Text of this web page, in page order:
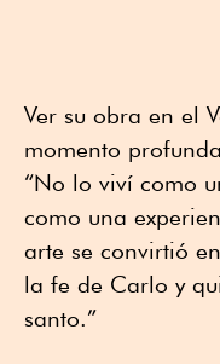
Ver su obra en el
momento
“No lo viví como
como una
arte se convirtió
la fe de Carlo y
santo.”